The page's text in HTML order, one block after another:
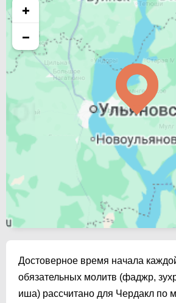
+
−
Достоверное время начала
обязательных молитв (фаджр,
иша) рассчитано для Чердакл по